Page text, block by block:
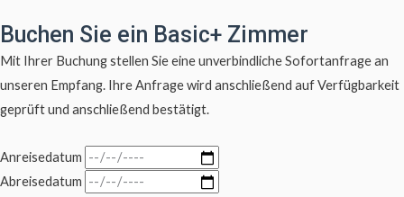
Buchen Sie ein Basic+ Zimmer
Mit Ihrer Buchung stellen Sie eine unverbindliche Sofortanfrage an
unseren Empfang. Ihre Anfrage wird anschließend auf Verfügbarkeit
geprüft und anschließend bestätigt.
Anreisedatum
Abreisedatum